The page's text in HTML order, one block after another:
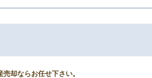
却ならお任せ下さい。